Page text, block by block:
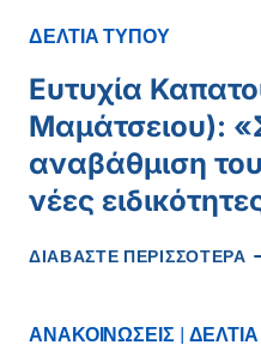
ΔΕΛΤΙΑ ΤΥΠΟΥ
Ευτυχία
Μαμάτσειου):
αναβάθμιση
νέες
ΔΙΑΒΑΣΤΕ ΠΕΡΙΣΣΟΤΕΡΑ
ΑΝΑΚΟΙΝΩΣΕΙΣ|